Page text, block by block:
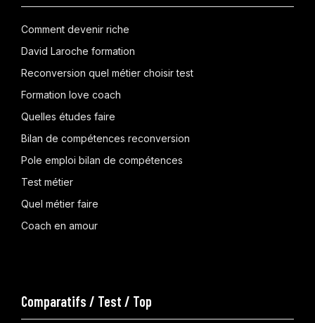
Comment devenir riche
David Laroche formation
Reconversion quel métier choisir test
Formation love coach
Quelles études faire
Bilan de compétences reconversion
Pole emploi bilan de compétences
Test métier
Quel métier faire
Coach en amour
Comparatifs / Test / Top